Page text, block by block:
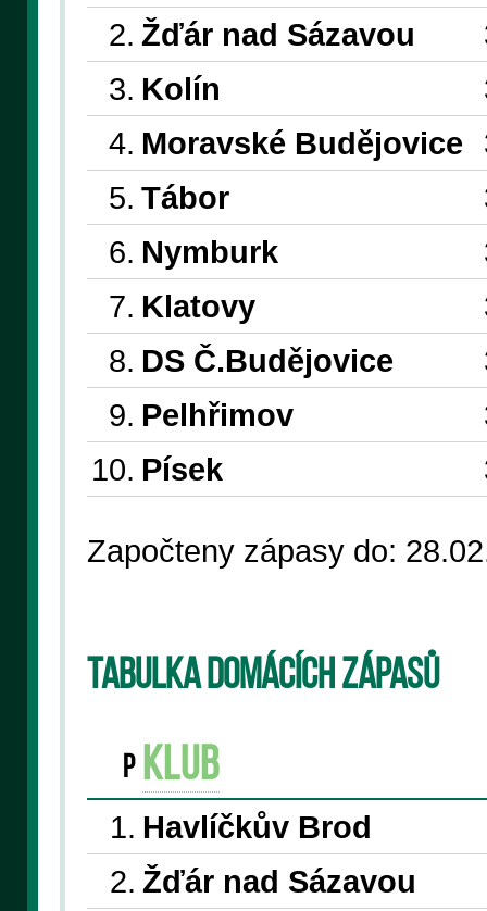
2. Žďár nad Sázavou
3. Kolín
4. Moravské Budějovice
5. Tábor
6. Nymburk
7. Klatovy
8. DS Č.Budějovice
9. Pelhřimov
10. Písek
Započteny zápasy do:
Tabulka domácích zápasů
P klub
1. Havlíčkův Brod
2. Žďár nad Sázavou